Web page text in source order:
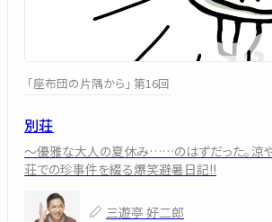
「座布団の片隅から」 第16回
別荘
～優雅な大人の夏休み……のはずだった。涼
荘での珍事件を綴る爆笑避暑日記!!
三遊亭 好二郎